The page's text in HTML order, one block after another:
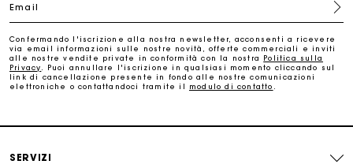
Cambi & Resi gratuiti
Email
Confermando l'iscrizione alla nostra newsletter, acconsenti a ricevere
via email informazioni sulle nostre novità, offerte commerciali e inviti
alle nostre vendite private in conformità con la nostra Politica sulla
Privacy
. Puoi annullare l'iscrizione in qualsiasi momento cliccando sul
link di cancellazione presente in fondo alle nostre comunicazioni
elettroniche o contattandoci tramite il modulo di contatto
SERVIZI